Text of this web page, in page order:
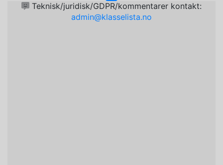
Teknisk/juridisk/GDPR/kommentarer kontakt:
admin@klasselista.no